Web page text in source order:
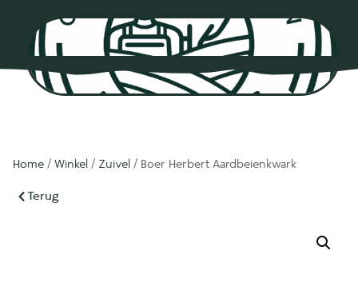
0
Home / Winkel / Zuivel / Boer Herbert Aardbeienkwark
Terug